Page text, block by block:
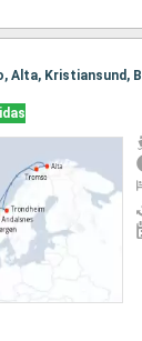
Alta, Kristiansund,